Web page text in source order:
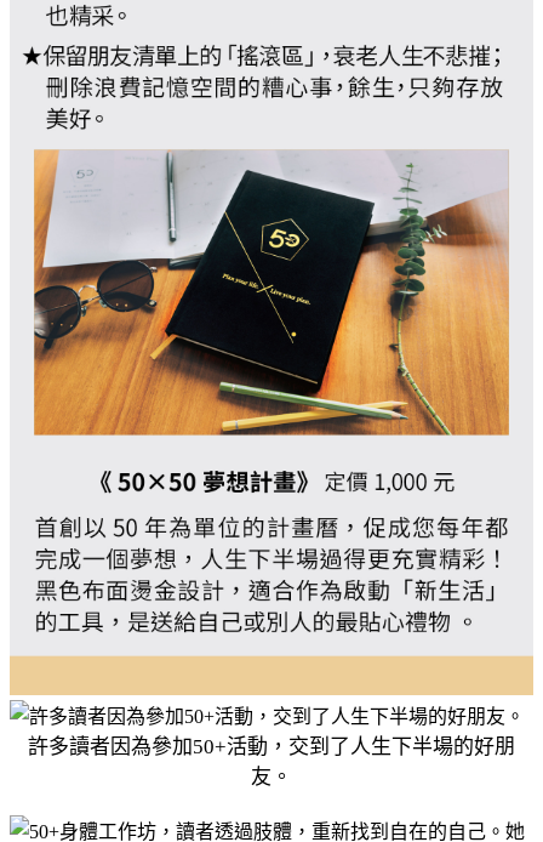
許多讀者因為參加50+活動，交到了人生下半場的好朋
友。